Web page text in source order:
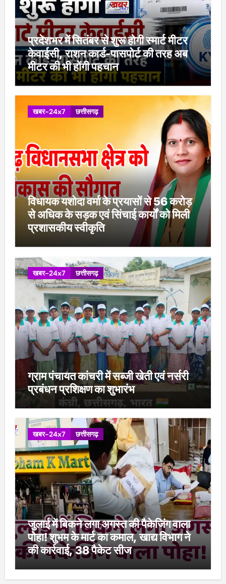
प्रदेशभर में सितंबर से शुरू होगी स्मार्ट मीटर
केवाईसी, राशन कार्ड-पासपोर्ट की तरह अब
मीटर की भी होंगी पहचान
खबर-24x7 छत्तीसगढ़
विधायक यशोदा वर्मा के प्रयासों से 56 करोड़
से अधिक के सड़क एवं सिंचाई कार्यों को मिली
प्रशासकीय स्वीकृति
खबर-24x7 छत्तीसगढ़
ग्राम पंचायत कांचरी में सब्जी खेती एवं नर्सरी
प्रबंधन प्रशिक्षण का शुभारंभ
खबर-24x7 छत्तीसगढ़
जुलाई में बिकने लगा अगस्त की पैकेजिंग वाला
पोहा! शुभम के मार्ट का कमाल, खाद्य विभाग ने
की कार्रवाई, 38 पैकेट सीज